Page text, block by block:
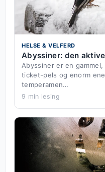
HELSE & VELFERD
Abyssiner: den
Abyssiner er en
ticket-pels og enorm
temperamen…
9 min lesing